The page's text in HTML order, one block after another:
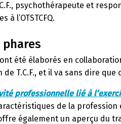
psychothérapeute et
l’OTSTCFQ.
été élaborés en
T.C.F., et il va sans dire
professionnelle lié à
de la
également un aperçu du